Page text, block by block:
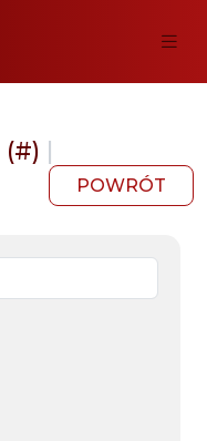
(#) |
POWRÓT